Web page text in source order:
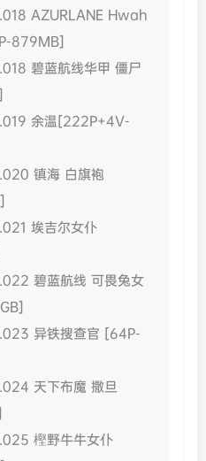
AZURLANE Hwah
879MB]
碧蓝航线华甲 僵尸
余温[222P+4V-
镇海 白旗袍
埃吉尔女仆
碧蓝航线 可畏兔女
异铁搜查官 [64P-
天下布魔 撒旦
樫野牛牛女仆